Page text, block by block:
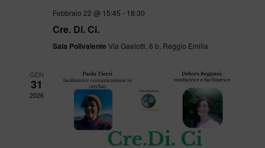
E
Febbraio 22 @ 15:45 - 18:30
Cre. Di. Ci.
Sala Polivalente Via Gaelotti, 6 b, Reggio Emilia
GEN
31
2026